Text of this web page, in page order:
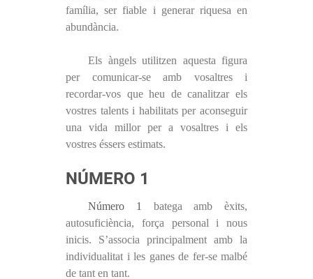
família, ser fiable i generar riquesa en
abundància.
Els àngels utilitzen aquesta figura
per comunicar-se amb vosaltres i
recordar-vos que heu de canalitzar els
vostres talents i habilitats per aconseguir
una vida millor per a vosaltres i els
vostres éssers estimats.
NÚMERO 1
Número 1
batega amb èxits,
autosuficiència, força personal i nous
inicis. S’associa principalment amb la
individualitat i les ganes de fer-se malbé
de tant en tant.